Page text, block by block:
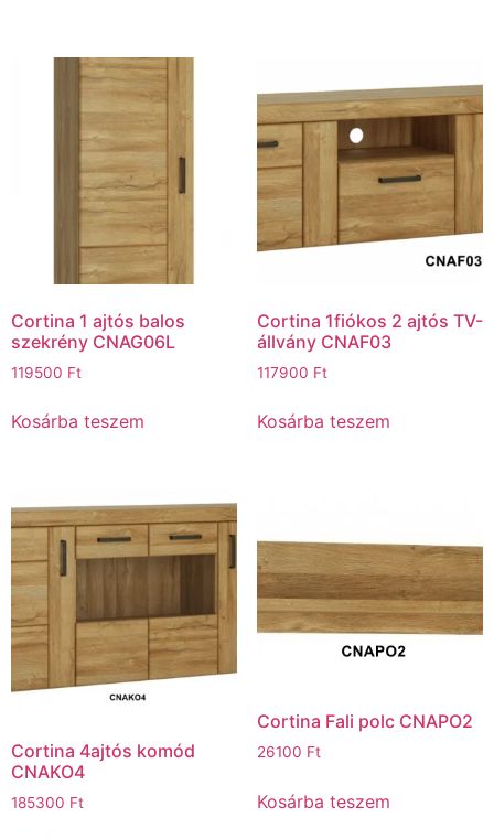
Cortina 1 ajtós balos
szekrény CNAG06L
119500 Ft
Kosárba teszem
Cortina 1fiókos 2 ajtós TV-
állvány CNAF03
117900 Ft
Kosárba teszem
Cortina 4ajtós komód
CNAKO4
185300 Ft
Cortina Fali polc CNAPO2
26100 Ft
Kosárba teszem